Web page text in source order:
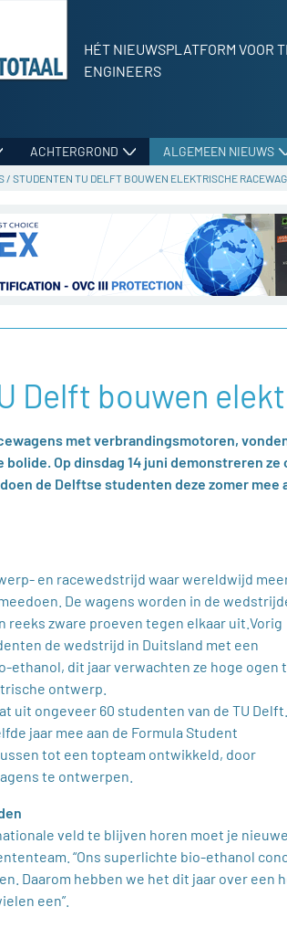
HÉT NIEUWSPLATFORM VOOR
ENGINEERS
ACHTERGROND ALGEMEEN NIEUWS
/ STUDENTEN TU DELFT BOUWEN ELEKTRISCHE
Delft bouwen
met verbrandingsmotoren,
Op dinsdag 14 juni demonstreren
de Delftse studenten deze zomer
en racewedstrijd waar wereldwijd
De wagens worden in de
reeks zware proeven tegen elkaar uit.Vorig
de wedstrijd in Duitsland met een
ethanol, dit jaar verwachten ze hoge ogen
ontwerp.
uit ongeveer 60 studenten van de TU Delft.
jaar mee aan de Formula Student
tot een topteam ontwikkeld, door
te ontwerpen.
veld te blijven horen moet je
“Ons superlichte bio-ethanol
Daarom hebben we het dit jaar over
een”.